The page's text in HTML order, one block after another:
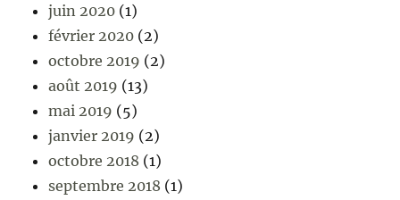
juin 2020 (1)
février 2020 (2)
octobre 2019 (2)
août 2019 (13)
mai 2019 (5)
janvier 2019 (2)
octobre 2018 (1)
septembre 2018 (1)